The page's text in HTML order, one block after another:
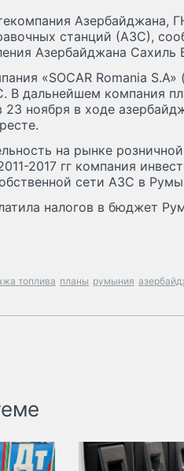
Азербайджана,
станций (АЗС),
Азербайджана Сахиль
«SOCAR Romania
В дальнейшем компания
ноября в ходе
на рынке
2017 гг компания
сети АЗС в
налогов в бюджет
топлива планы румыния